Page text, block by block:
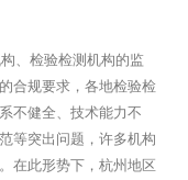
、检验检测机构的监
合规要求，各地检验检
不健全、技术能力不
等突出问题，许多机构
在此形势下，杭州地区